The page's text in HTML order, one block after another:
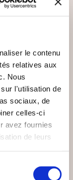
le contenu
relatives aux
Nous
l'utilisation de
sociaux, de
celles-ci
avez fournies
de leurs
(0 avis)